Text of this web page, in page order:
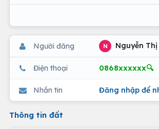
Người đăng N Nguyễn Thị
Điện thoại 0868xxxxxx🔍
Nhắn tin Đăng nhập để
Thông tin đất